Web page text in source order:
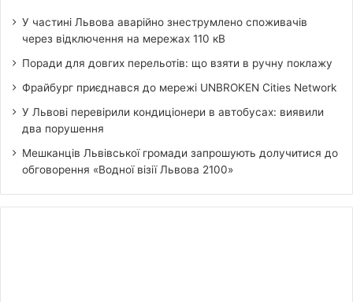
У частині Львова аварійно знеструмлено споживачів
через відключення на мережах 110 кВ
Поради для довгих перельотів: що взяти в ручну поклажу
Фрайбург приєднався до мережі UNBROKEN Cities Network
У Львові перевірили кондиціонери в автобусах: виявили
два порушення
Мешканців Львівської громади запрошують долучитися до
обговорення «Водної візії Львова 2100»